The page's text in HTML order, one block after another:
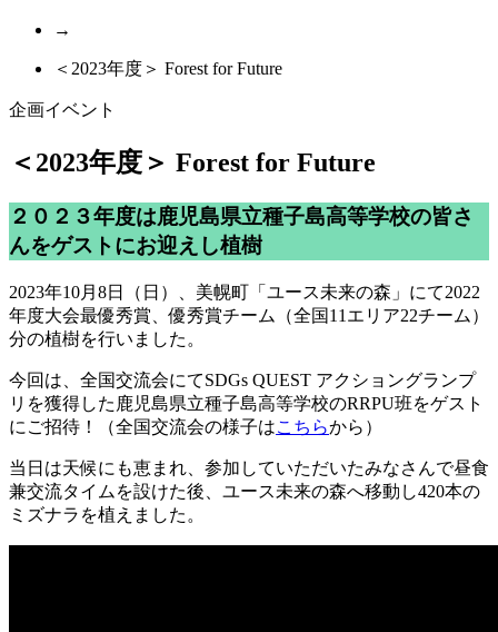
→
＜2023年度＞ Forest for Future
企画イベント
＜2023年度＞ Forest for Future
２０２３年度は鹿児島県立種子島高等学校の皆さ
んをゲストにお迎えし植樹
2023年10月8日（日）、美幌町「ユース未来の森」にて2022
年度大会最優秀賞、優秀賞チーム（全国11エリア22チーム）
分の植樹を行いました。
今回は、全国交流会にてSDGs QUEST アクショングランプ
リを獲得した鹿児島県立種子島高等学校のRRPU班をゲスト
にご招待！（全国交流会の様子はこちらから）
当日は天候にも恵まれ、参加していただいたみなさんで昼食
兼交流タイムを設けた後、ユース未来の森へ移動し420本の
ミズナラを植えました。